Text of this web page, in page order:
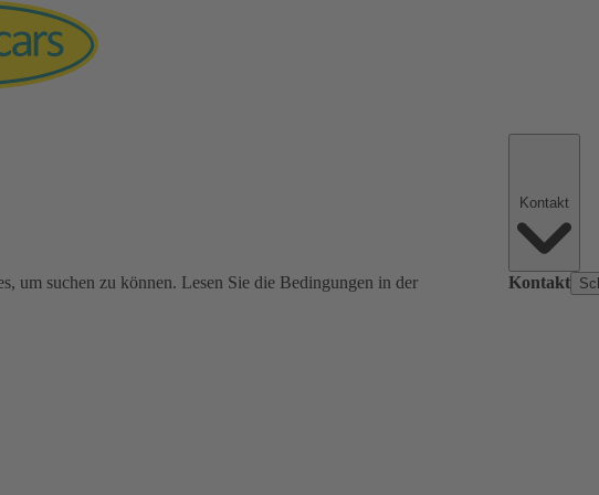
um suchen zu können. Lesen Sie die Bedingungen in der
Kontakt